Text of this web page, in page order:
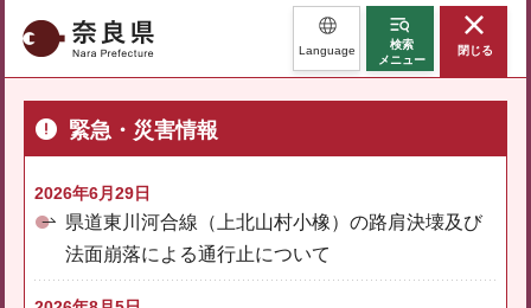
奈良県 Language
検索
メニュー
閉じる
緊急・災害情報
2026年6月29日
県道東川河合線（上北山村小橡）の路肩決壊及び
法面崩落による通行止について